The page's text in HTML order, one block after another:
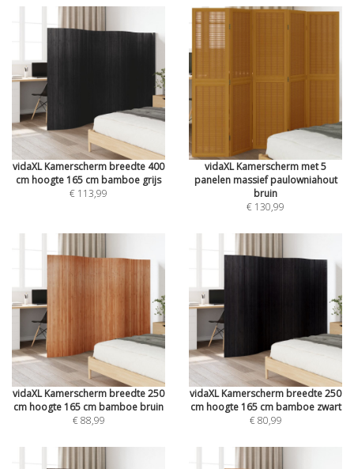
vidaXL Kamerscherm breedte 400
cm hoogte 165 cm bamboe grijs
€ 113,99
vidaXL Kamerscherm met 5
panelen massief paulowniahout
bruin
€ 130,99
vidaXL Kamerscherm breedte 250
cm hoogte 165 cm bamboe bruin
€ 88,99
vidaXL Kamerscherm breedte 250
cm hoogte 165 cm bamboe zwart
€ 80,99